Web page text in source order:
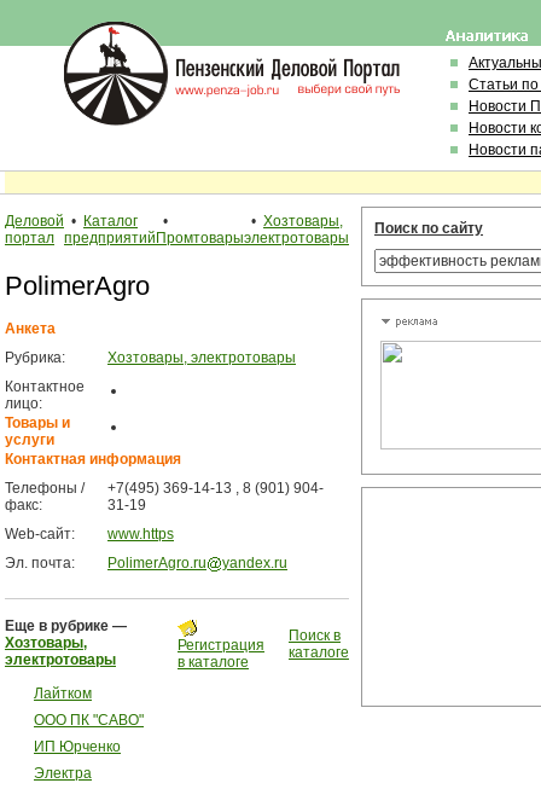
Статьи
Новости
Новости
Новости
Деловой
портал
• Каталог
предприятий
•
Промтовары
• Хозтовары,
электротовары
PolimerAgro
Анкета
Рубрика:
Хозтовары, электротовары
Контактное
лицо:
Товары и
услуги
Контактная информация
Телефоны /
факс:
+7(495) 369-14-13 , 8 (901) 904-
31-19
Web-сайт:
www.https
Эл. почта:
PolimerAgro.ru yandex.ru
Еще в рубрике —
Хозтовары,
электротовары
Лайтком
ООО ПК "САВО"
ИП Юрченко
Электра
Регистрация
в каталоге
Поиск в
каталоге
Поиск по сайту